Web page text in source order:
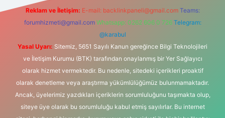
Reklam ve İletişim: E-mail: backlinkpaneli@gmail.com Teams:
forumhizmeti@gmail.com Whatsapp: 0262 606 0 726 Telegram:
@karabul
Yasal Uyarı: Sitemiz, 5651 Sayılı Kanun gereğince Bilgi Teknolojileri
ve İletişim Kurumu (BTK) tarafından onaylanmış bir Yer Sağlayıcı
olarak hizmet vermektedir. Bu nedenle, sitedeki içerikleri proaktif
olarak denetleme veya araştırma yükümlülüğümüz bulunmamaktadır.
Ancak, üyelerimiz yazdıkları içeriklerin sorumluluğunu taşımakta olup,
siteye üye olarak bu sorumluluğu kabul etmiş sayılırlar. Bu internet